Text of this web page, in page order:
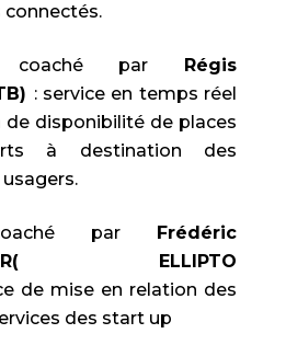
par Régis
: service en temps réel
de disponibilité de places
à destination des
par Frédéric
ELLIPTO
de mise en relation des
des start up